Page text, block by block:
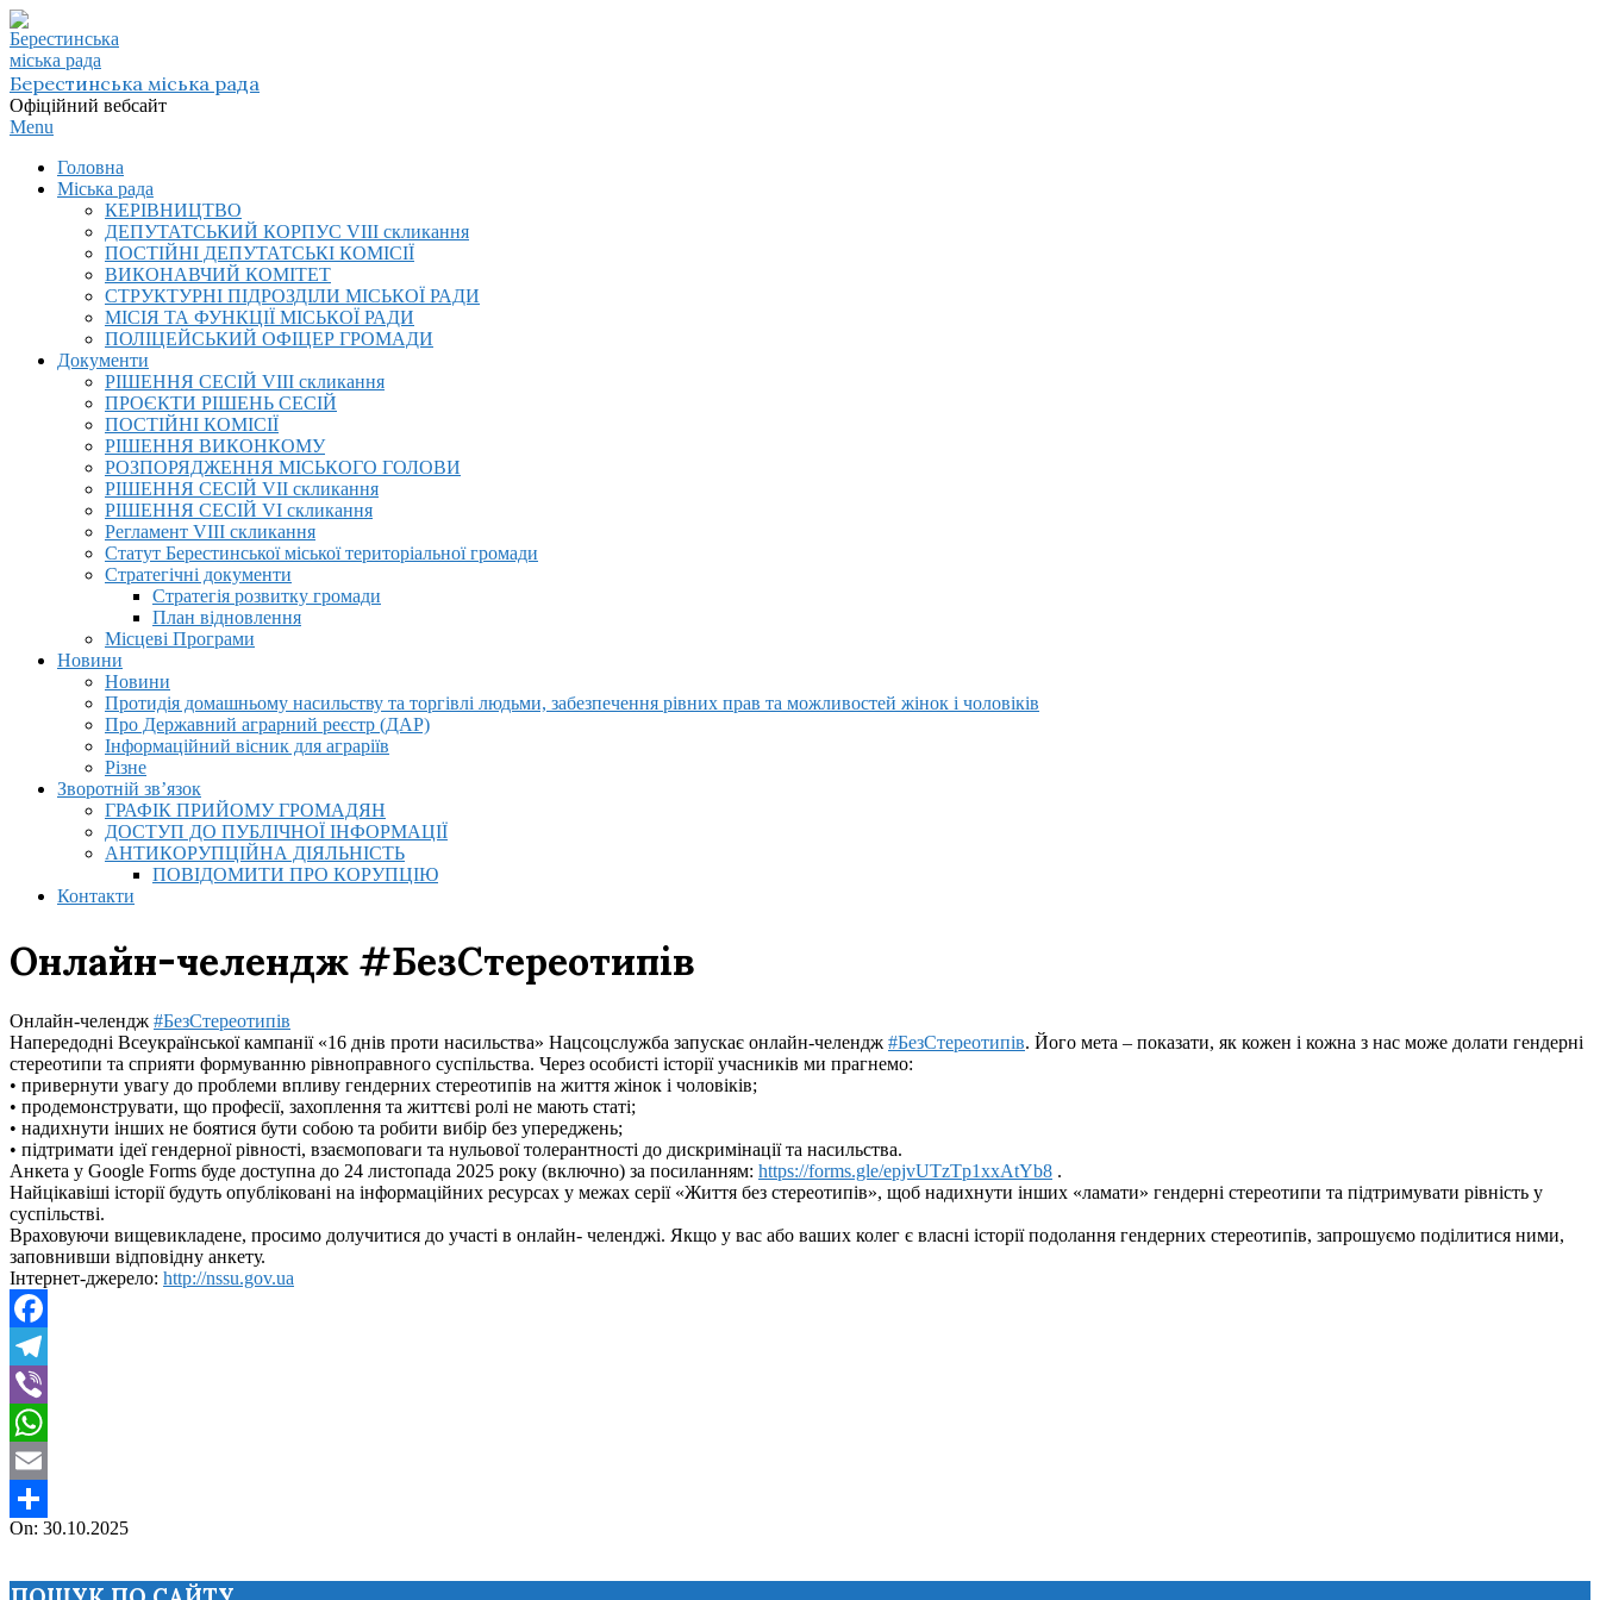
Skip
to
content
Берестинська міська рада
Офіційний вебсайт
Primary
Menu
Menu
Головна
Міська рада
КЕРІВНИЦТВО
ДЕПУТАТСЬКИЙ КОРПУС VIІI скликання
ПОСТІЙНІ ДЕПУТАТСЬКІ КОМІСІЇ
ВИКОНАВЧИЙ КОМІТЕТ
СТРУКТУРНІ ПІДРОЗДІЛИ МІСЬКОЇ РАДИ
МІСІЯ ТА ФУНКЦІЇ МІСЬКОЇ РАДИ
ПОЛІЦЕЙСЬКИЙ ОФІЦЕР ГРОМАДИ
Документи
РІШЕННЯ СЕСІЙ VIІI скликання
ПРОЄКТИ РІШЕНЬ СЕСІЙ
ПОСТІЙНІ КОМІСІЇ
РІШЕННЯ ВИКОНКОМУ
РОЗПОРЯДЖЕННЯ МІСЬКОГО ГОЛОВИ
РІШЕННЯ СЕСІЙ VII скликання
РІШЕННЯ СЕСІЙ VI скликання
Регламент VIІI скликання
Статут Берестинської міської територіальної громади
Стратегічні документи
Стратегія розвитку громади
План відновлення
Місцеві Програми
Новини
Новини
Протидія домашньому насильству та торгівлі людьми, забезпечення рівних прав та можливостей жінок і чоловіків
Про Державний аграрний реєстр (ДАР)
Інформаційний вісник для аграріїв
Різне
Зворотній зв’язок
ГРАФІК ПРИЙОМУ ГРОМАДЯН
ДОСТУП ДО ПУБЛІЧНОЇ ІНФОРМАЦІЇ
АНТИКОРУПЦІЙНА ДІЯЛЬНІСТЬ
ПОВІДОМИТИ ПРО КОРУПЦІЮ
Контакти
Онлайн-челендж #БезСтереотипів
Онлайн-челендж #БезСтереотипів
Напередодні Всеукраїнської кампанії «16 днів проти насильства» Нацсоцслужба запускає онлайн-челендж #БезСтереотипів. Його мета – показати, як кожен і кожна з нас може долати гендерні
стереотипи та сприяти формуванню рівноправного суспільства. Через особисті історії учасників ми прагнемо:
• привернути увагу до проблеми впливу гендерних стереотипів на життя жінок і чоловіків;
• продемонструвати, що професії, захоплення та життєві ролі не мають статі;
• надихнути інших не боятися бути собою та робити вибір без упереджень;
• підтримати ідеї гендерної рівності, взаємоповаги та нульової толерантності до дискримінації та насильства.
Анкета у Google Forms буде доступна до 24 листопада 2025 року (включно) за посиланням: https://forms.gle/epjvUTzTp1xxAtYb8 .
Найцікавіші історії будуть опубліковані на інформаційних ресурсах у межах серії «Життя без стереотипів», щоб надихнути інших «ламати» гендерні стереотипи та підтримувати рівність у
суспільстві.
Враховуючи вищевикладене, просимо долучитися до участі в онлайн- челенджі. Якщо у вас або ваших колег є власні історії подолання гендерних стереотипів, запрошуємо поділитися ними,
заповнивши відповідну анкету.
Інтернет-джерело: http://nssu.gov.ua
Facebook
Telegram
Viber
WhatsApp
Email
Поділитися
2025-
On: 30.10.2025